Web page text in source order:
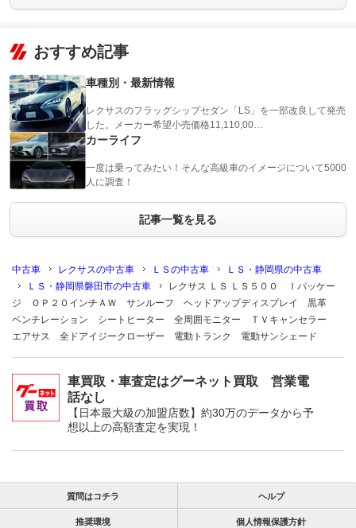
おすすめ記事
車種別・最新情報
レクサスのフラッグシップセダン「LS」を一部改良して発売
した。メーカー希望小売価格11,110,00…
カーライフ
一度は乗ってみたい！そんな高級車のイメージについて5000
人に調査！
記事一覧を見る
中古車 レクサスの中古車 ＬＳの中古車
ＬＳ・静岡県の中古車
ＬＳ・静岡県磐田市の中古車
レクサス ＬＳ ＬＳ５００ Ｉパッケー
ジ ＯＰ２０インチＡＷ サンルーフ ヘッドアップディスプレイ 黒革
ベンチレーション シートヒーター 全周囲モニター ＴＶキャンセラー
エアサス 全ドアイジークローザー 電動トランク 電動サンシェード
車買取・車査定はグーネット買取 営業電
話なし
【日本最大級の加盟店数】約30万のデータから予
想以上の高額査定を実現！
質問はコチラ ヘルプ
推奨環境 個人情報保護方針